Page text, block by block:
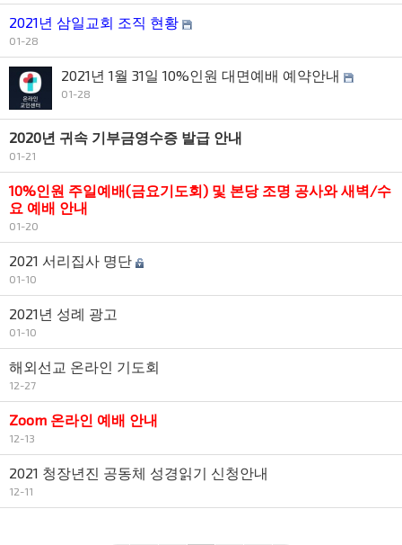
2021년 삼일교회 조직 현황
01-28
2021년 1월 31일 10%인원 대면예배 예약안내
01-28
2020년 귀속 기부금영수증 발급 안내
01-21
10%인원 주일예배(금요기도회) 및 본당 조명 공사와 새벽/수
요 예배 안내
01-20
2021 서리집사 명단
01-10
2021년 성례 광고
01-10
해외선교 온라인 기도회
12-27
Zoom 온라인 예배 안내
12-13
2021 청장년진 공동체 성경읽기 신청안내
12-11